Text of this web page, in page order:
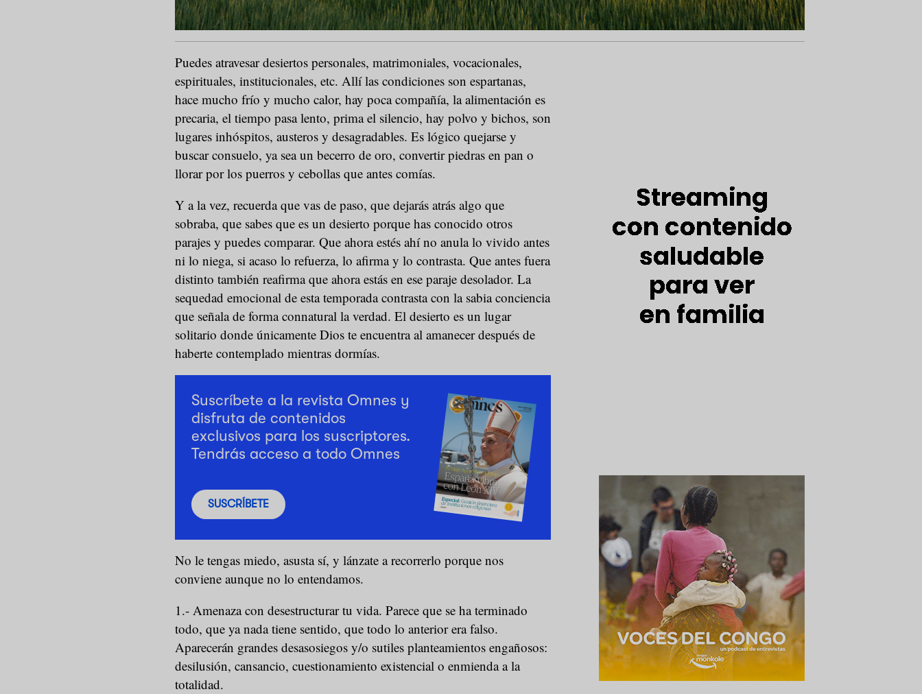
Puedes atravesar desiertos personales, matrimoniales, vocacionales,
espirituales, institucionales, etc. Allí las condiciones son espartanas,
hace mucho frío y mucho calor, hay poca compañía, la alimentación es
precaria, el tiempo pasa lento, prima el silencio, hay polvo y bichos, son
lugares inhóspitos, austeros y desagradables. Es lógico quejarse y
buscar consuelo, ya sea un becerro de oro, convertir piedras en pan o
llorar por los puerros y cebollas que antes comías.
Y a la vez, recuerda que vas de paso, que dejarás atrás algo que
sobraba, que sabes que es un desierto porque has conocido otros
parajes y puedes comparar. Que ahora estés ahí no anula lo vivido antes
ni lo niega, si acaso lo refuerza, lo afirma y lo contrasta. Que antes fuera
distinto también reafirma que ahora estás en ese paraje desolador. La
sequedad emocional de esta temporada contrasta con la sabia conciencia
que señala de forma connatural la verdad. El desierto es un lugar
solitario donde únicamente Dios te encuentra al amanecer después de
haberte contemplado mientras dormías.
Suscríbete a la revista Omnes y
disfruta de contenidos
exclusivos para los suscriptores.
Tendrás acceso a todo Omnes
SUSCRÍBETE
No le tengas miedo, asusta sí, y lánzate a recorrerlo porque nos
conviene aunque no lo entendamos.
1.- Amenaza con desestructurar tu vida. Parece que se ha terminado
todo, que ya nada tiene sentido, que todo lo anterior era falso.
Aparecerán grandes desasosiegos y/o sutiles planteamientos engañosos:
desilusión, cansancio, cuestionamiento existencial o enmienda a la
totalidad.